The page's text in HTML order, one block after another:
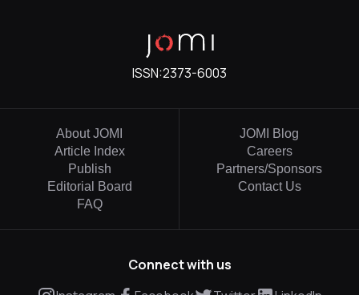
ISSN:2373-6003
About JOMI
Article Index
Publish
Editorial Board
FAQ
JOMI Blog
Careers
Partners/Sponsors
Contact Us
Connect with us